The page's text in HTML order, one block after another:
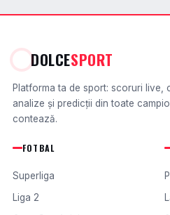
DOLCESPORT
Platforma ta de sport: scoruri live,
analize și predicții din toate
contează.
FOTBAL
Superliga
Liga 2